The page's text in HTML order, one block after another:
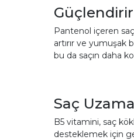
Pantenol içeren
artırır ve yumuşak
bu da saçın daha
Saç
B5 vitamini, saç
desteklemek için